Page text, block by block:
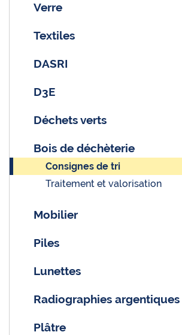
Verre
Textiles
DASRI
D3E
Déchets verts
Bois de déchèterie
Consignes de tri
Traitement et valorisation
Mobilier
Piles
Lunettes
Radiographies argentiques
Plâtre